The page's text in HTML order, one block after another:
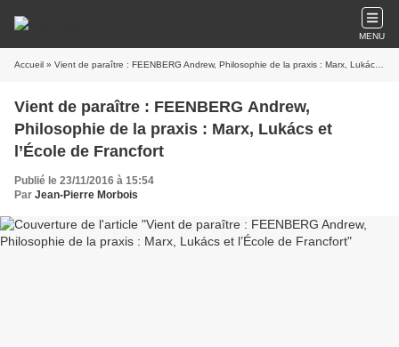
MENU
Accueil » Vient de paraître : FEENBERG Andrew, Philosophie de la praxis : Marx, Lukács et l’École de Francfort
Vient de paraître : FEENBERG Andrew,
Philosophie de la praxis : Marx, Lukács et
l’École de Francfort
Publié le 23/11/2016 à 15:54
Par Jean-Pierre Morbois